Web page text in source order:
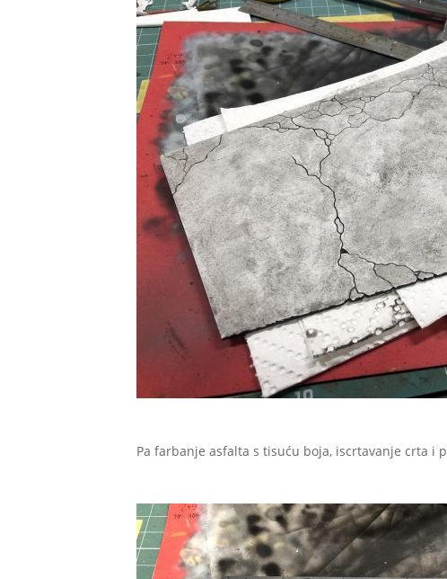
Pa farbanje asfalta s tisuću boja, iscrtavanje crta i